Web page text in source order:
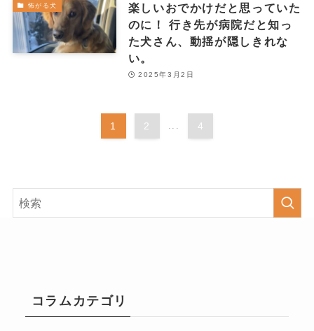
怖がる犬
楽しいおでかけだと思っていた
のに！ 行き先が病院だと知っ
た犬さん、動揺が隠しきれな
い。
2025年3月2日
1 2 ... 4
コラムカテゴリ